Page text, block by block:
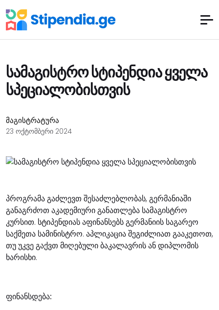
სამაგისტრო სტიპენდია ყველა
სპეციალობისთვის
მაგისტრატურა
23 ოქტომბერი 2024
პროგრამა გაძლევთ შესაძლებლობას, გერმანიაში
განაგრძოთ აკადემიური განათლება სამაგისტრო
კურსით. სტიპენდიას აფინანსებს გერმანიის საგარეო
საქმეთა სამინისტრო. აპლიკაცია შეგიძლიათ გააკეთოთ,
თუ უკვე გაქვთ მიღებული ბაკალავრის ან დიპლომის
ხარისხი.
ფინანსდება: